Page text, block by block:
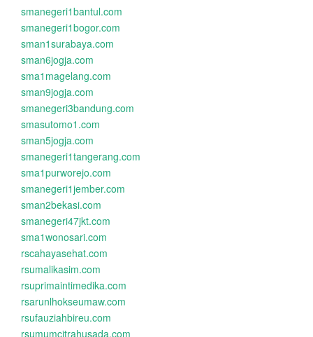
smanegeri1bantul.com
smanegeri1bogor.com
sman1surabaya.com
sman6jogja.com
sma1magelang.com
sman9jogja.com
smanegeri3bandung.com
smasutomo1.com
sman5jogja.com
smanegeri1tangerang.com
sma1purworejo.com
smanegeri1jember.com
sman2bekasi.com
smanegeri47jkt.com
sma1wonosari.com
rscahayasehat.com
rsumalikasim.com
rsuprimaintimedika.com
rsarunlhokseumaw.com
rsufauziahbireu.com
rsumumcitrahusada.com